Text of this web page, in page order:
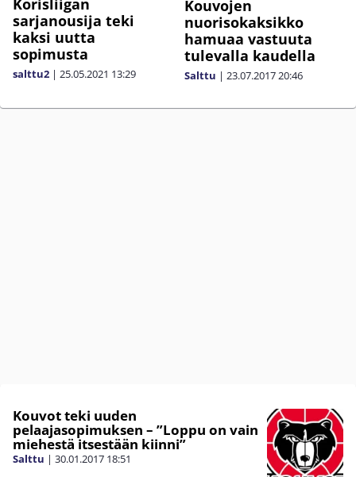
Korisliigan
sarjanousija teki
kaksi uutta
sopimusta
salttu2 | 25.05.2021 13:29
Kouvojen
nuorisokaksikko
hamuaa vastuuta
tulevalla kaudella
Salttu | 23.07.201720:46
Kouvot teki uuden
pelaajasopimuksen – ”Loppu on vain
miehestä itsestään kiinni”
Salttu | 30.01.2017 18:51